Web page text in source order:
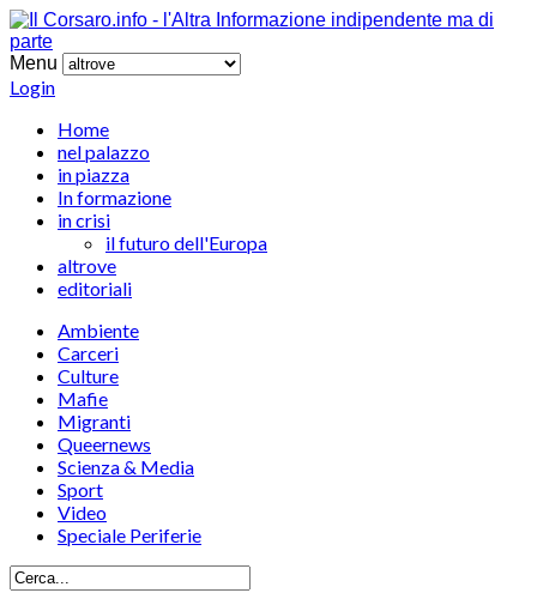
Menu
Login
Home
nel palazzo
in piazza
In formazione
in crisi
il futuro dell'Europa
altrove
editoriali
Ambiente
Carceri
Culture
Mafie
Migranti
Queernews
Scienza & Media
Sport
Video
Speciale Periferie